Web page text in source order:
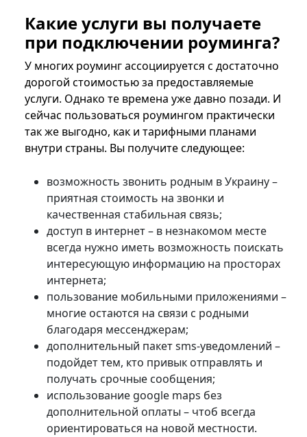
Какие услуги вы получаете
при подключении роуминга?
У многих роуминг ассоциируется с достаточно
дорогой стоимостью за предоставляемые
услуги. Однако те времена уже давно позади. И
сейчас пользоваться роумингом практически
так же выгодно, как и тарифными планами
внутри страны. Вы получите следующее:
возможность звонить родным в Украину –
приятная стоимость на звонки и
качественная стабильная связь;
доступ в интернет – в незнакомом месте
всегда нужно иметь возможность поискать
интересующую информацию на просторах
интернета;
пользование мобильными приложениями –
многие остаются на связи с родными
благодаря мессенджерам;
дополнительный пакет sms-уведомлений –
подойдет тем, кто привык отправлять и
получать срочные сообщения;
использование google maps без
дополнительной оплаты – чтоб всегда
ориентироваться на новой местности.